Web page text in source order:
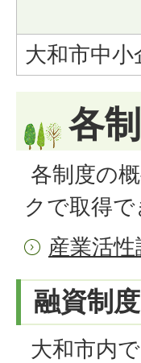
大和市中
各
各制度の
クで取得で
産業活
融資制度
大和市内